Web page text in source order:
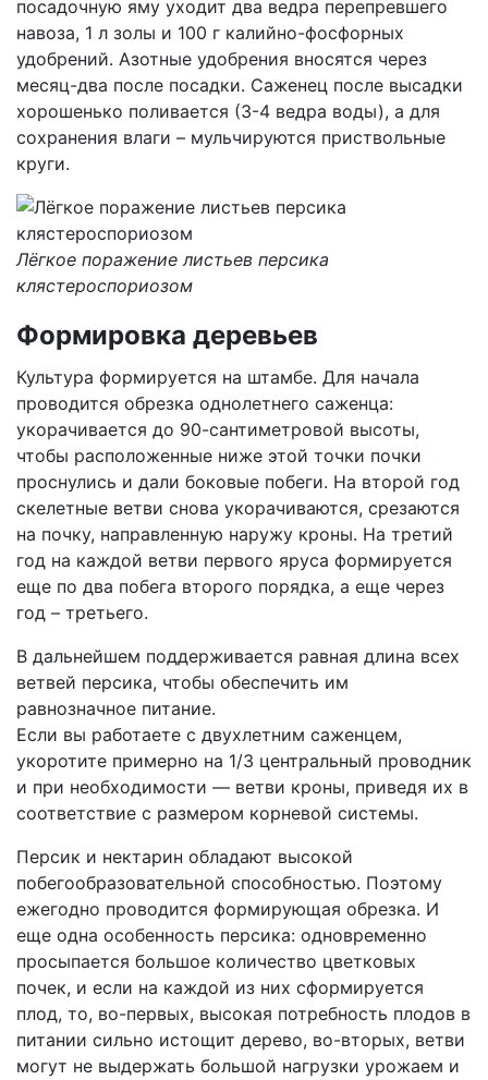
посадочную яму уходит два ведра перепревшего
навоза, 1 л золы и 100 г калийно-фосфорных
удобрений. Азотные удобрения вносятся через
месяц-два после посадки. Саженец после высадки
хорошенько поливается (3-4 ведра воды), а для
сохранения влаги – мульчируются приствольные
круги.
Лёгкое поражение листьев персика
клястероспориозом
Формировка деревьев
Культура формируется на штамбе. Для начала
проводится обрезка однолетнего саженца:
укорачивается до 90-сантиметровой высоты,
чтобы расположенные ниже этой точки почки
проснулись и дали боковые побеги. На второй год
скелетные ветви снова укорачиваются, срезаются
на почку, направленную наружу кроны. На третий
год на каждой ветви первого яруса формируется
еще по два побега второго порядка, а еще через
год – третьего.
В дальнейшем поддерживается равная длина всех
ветвей персика, чтобы обеспечить им
равнозначное питание.
Если вы работаете с двухлетним саженцем,
укоротите примерно на 1/3 центральный проводник
и при необходимости — ветви кроны, приведя их в
соответствие с размером корневой системы.
Персик и нектарин обладают высокой
побегообразовательной способностью. Поэтому
ежегодно проводится формирующая обрезка. И
еще одна особенность персика: одновременно
просыпается большое количество цветковых
почек, и если на каждой из них сформируется
плод, то, во-первых, высокая потребность плодов в
питании сильно истощит дерево, во-вторых, ветви
могут не выдержать большой нагрузки урожаем и